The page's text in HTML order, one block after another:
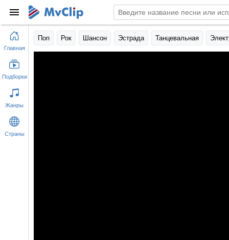
Поп Рок Шансон Эстрада Танцевальная
Главная
Подборки
Жанры
Страны